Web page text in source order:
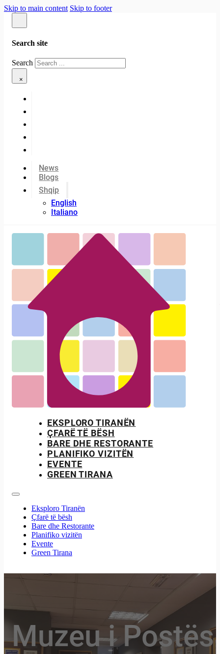
Skip to main content Skip to footer
Search site
Search
×
News
Blogs
Shqip
English
Italiano
EKSPLORO TIRANËN
ÇFARË TË BËSH
BARE DHE RESTORANTE
PLANIFIKO VIZITËN
EVENTE
GREEN TIRANA
Eksploro Tiranën
Çfarë të bësh
Bare dhe Restorante
Planifiko vizitën
Evente
Green Tirana
Muzeu i